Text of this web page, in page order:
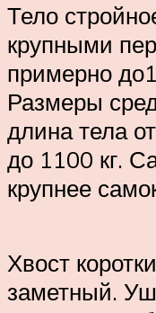
Тело
крупными
примерно
Размеры
длина тела
до 1100 кг.
крупнее
Хвост
заметный.